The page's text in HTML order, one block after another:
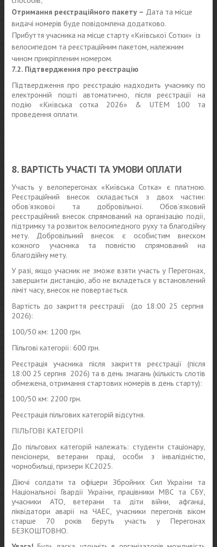
Отримання реєстраційного пакету – Дата та місце
видачі номерів буде повідомлена додатково.
Прибуття учасника на місце старту «Київської Сотки» із
велосипедом та реєстраційним пакетом, належним
чином прикріпленим номером.
7.2. Підтвердження про реєстрацію
Підтвердження про реєстрацію надходить учаснику по
електронній пошті автоматично, після реєстрації на
подію «Київська сотка 2026» & UTEM 100 та
проведення оплати.
8. ВАРТІСТЬ УЧАСТІ ТА УМОВИ ОПЛАТИ
Участь у велоперегонах «Київська Сотка» є платною.
Реєстраційний внесок складається з двох частин:
обов’язкової та добровільної. Обов’язковий
реєстраційний внесок спрямований на організацію події,
підтримку та розвиток велосипедного руху та благодійну
мету. Добровільний внесок є особистим внеском
кожного учасника та повністю спрямований на
благодійну мету.
У разі, якщо учасник не зможе взяти участь у Перегонах,
завершити дистанцію, або не вкладеться у встановлений
ліміт часу, внесок не повертається.
Вартість до закриття реєстрації (до 18:00 25 серпня
2026):
100/50 км: 1200 грн.
Пільгові категорії: 600 грн.
Реєстрація учасника після закриття реєстрації (після
18:00 25 серпня 2026) та в день змагань (кількість слотів
обмежена, отримання стартових номерів в день старту):
100/50 км: 2200 грн.
Реєстрація пільгових категорій відсутня.
ПІЛЬГОВІ КАТЕГОРІЇ
До пільгових категорій належать: студенти стаціонару,
пенсіонери, ветерани праці, особи з інвалідністю,
чорнобильці, призери КС2025.
Діючі солдати та офіцери Збройних Сил України та
Національної Гвардії України, працівники МВС та СБУ,
учасники АТО, ветерани та діти війни, афганці,
ліквідатори аварії на ЧАЕС, учасники перегонів віком
старше 70 років беруть участь у Перегонах
БЕЗКОШТОВНО.